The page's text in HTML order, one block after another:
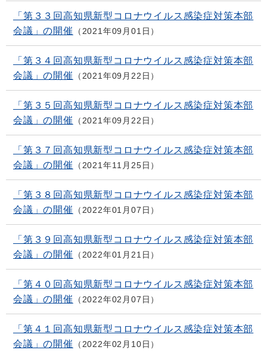
「第３３回高知県新型コロナウイルス感染症対策本部
会議」の開催
2021年09月01日
「第３４回高知県新型コロナウイルス感染症対策本部
会議」の開催
2021年09月22日
「第３５回高知県新型コロナウイルス感染症対策本部
会議」の開催
2021年09月22日
「第３７回高知県新型コロナウイルス感染症対策本部
会議」の開催
2021年11月25日
「第３８回高知県新型コロナウイルス感染症対策本部
会議」の開催
2022年01月07日
「第３９回高知県新型コロナウイルス感染症対策本部
会議」の開催
2022年01月21日
「第４０回高知県新型コロナウイルス感染症対策本部
会議」の開催
2022年02月07日
「第４１回高知県新型コロナウイルス感染症対策本部
会議」の開催
2022年02月10日